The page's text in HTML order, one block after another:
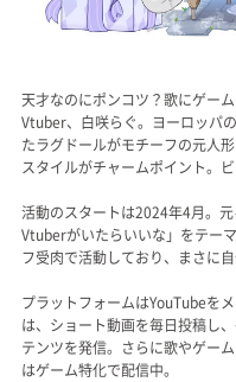
Official SNS
天才なのにポンコツ？歌にゲー
Vtuber、白咲らぐ。ヨーロッパ
たラグドールがモチーフの元人
スタイルがチャームポイント。
活動のスタートは2024年4月。
Vtuberがいたらいいな」をテー
フ受肉で活動しており、まさに
プラットフォームはYouTubeを
は、ショート動画を毎日投稿し
テンツを発信。さらに歌やゲー
はゲーム特化で配信中。